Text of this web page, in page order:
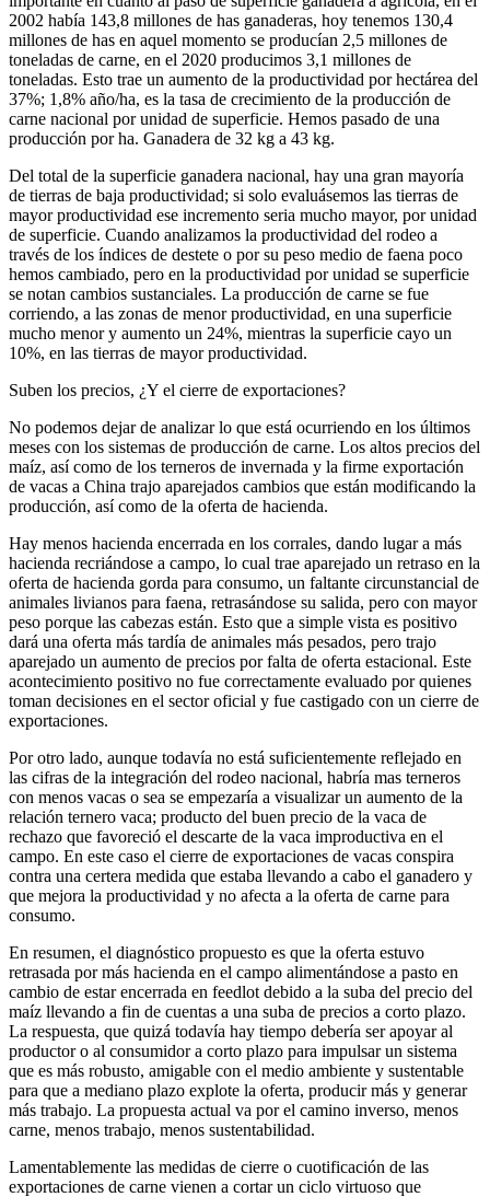
2002 había 143,8 millones de has ganaderas, hoy tenemos 130,4
millones de has en aquel momento se producían 2,5 millones de
toneladas de carne, en el 2020 producimos 3,1 millones de
toneladas. Esto trae un aumento de la productividad por hectárea del
37%; 1,8% año/ha, es la tasa de crecimiento de la producción de
carne nacional por unidad de superficie. Hemos pasado de una
producción por ha. Ganadera de 32 kg a 43 kg.
Del total de la superficie ganadera nacional, hay una gran mayoría
de tierras de baja productividad; si solo evaluásemos las tierras de
mayor productividad ese incremento seria mucho mayor, por unidad
de superficie. Cuando analizamos la productividad del rodeo a
través de los índices de destete o por su peso medio de faena poco
hemos cambiado, pero en la productividad por unidad se superficie
se notan cambios sustanciales. La producción de carne se fue
corriendo, a las zonas de menor productividad, en una superficie
mucho menor y aumento un 24%, mientras la superficie cayo un
10%, en las tierras de mayor productividad.
Suben los precios, ¿Y el cierre de exportaciones?
No podemos dejar de analizar lo que está ocurriendo en los últimos
meses con los sistemas de producción de carne. Los altos precios del
maíz, así como de los terneros de invernada y la firme exportación
de vacas a China trajo aparejados cambios que están modificando la
producción, así como de la oferta de hacienda.
Hay menos hacienda encerrada en los corrales, dando lugar a más
hacienda recriándose a campo, lo cual trae aparejado un retraso en la
oferta de hacienda gorda para consumo, un faltante circunstancial de
animales livianos para faena, retrasándose su salida, pero con mayor
peso porque las cabezas están. Esto que a simple vista es positivo
dará una oferta más tardía de animales más pesados, pero trajo
aparejado un aumento de precios por falta de oferta estacional. Este
acontecimiento positivo no fue correctamente evaluado por quienes
toman decisiones en el sector oficial y fue castigado con un cierre de
exportaciones.
Por otro lado, aunque todavía no está suficientemente reflejado en
las cifras de la integración del rodeo nacional, habría mas terneros
con menos vacas o sea se empezaría a visualizar un aumento de la
relación ternero vaca; producto del buen precio de la vaca de
rechazo que favoreció el descarte de la vaca improductiva en el
campo. En este caso el cierre de exportaciones de vacas conspira
contra una certera medida que estaba llevando a cabo el ganadero y
que mejora la productividad y no afecta a la oferta de carne para
consumo.
En resumen, el diagnóstico propuesto es que la oferta estuvo
retrasada por más hacienda en el campo alimentándose a pasto en
cambio de estar encerrada en feedlot debido a la suba del precio del
maíz llevando a fin de cuentas a una suba de precios a corto plazo.
La respuesta, que quizá todavía hay tiempo debería ser apoyar al
productor o al consumidor a corto plazo para impulsar un sistema
que es más robusto, amigable con el medio ambiente y sustentable
para que a mediano plazo explote la oferta, producir más y generar
más trabajo. La propuesta actual va por el camino inverso, menos
carne, menos trabajo, menos sustentabilidad.
Lamentablemente las medidas de cierre o cuotificación de las
exportaciones de carne vienen a cortar un ciclo virtuoso que